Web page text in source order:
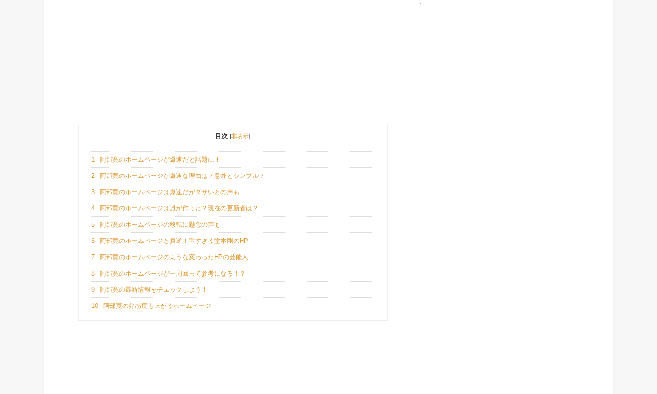
目次 [非表示]
1 阿部寛のホームページが爆速だと話題に！
2 阿部寛のホームページが爆速な理由は？意外とシンプル？
3 阿部寛のホームページは爆速だがダサいとの声も
4 阿部寛のホームページは誰が作った？現在の更新者は？
5 阿部寛のホームページの移転に懸念の声も
6 阿部寛のホームページと真逆！重すぎる堂本剛のHP
7 阿部寛のホームページのような変わったHPの芸能人
8 阿部寛のホームページが一周回って参考になる！？
9 阿部寛の最新情報をチェックしよう！
10 阿部寛の好感度も上がるホームページ
"